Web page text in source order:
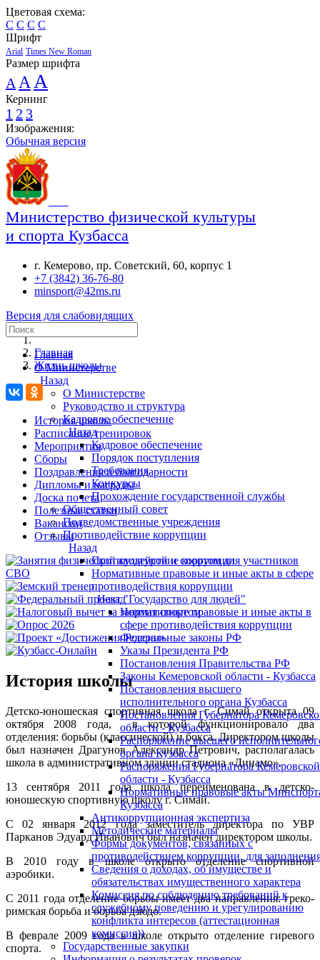
Цветовая схема:
C C C C
Шрифт
Arial Times New Roman
Размер шрифта
A A A
Кернинг
1 2 3
Изображения:
Обычная версия
Министерство физической культуры
и спорта Кузбасса
г. Кемерово, пр. Советский, 60, корпус 1
+7 (3842) 36-76-80
minsport@42ms.ru
Версия для слабовидящих
Главная
О Министерстве
Назад
О Министерстве
Руководство и структура
Кадровое обеспечение
Назад
Кадровое обеспечение
Порядок поступления
Требования
Конкурсы
Прохождение государственной службы
Общественный совет
Подведомственные учреждения
Противодействие коррупции
Назад
Противодействие коррупции
Нормативные правовые и иные акты в сфере
противодействия коррупции
Назад
Нормативные правовые и иные акты в
сфере противодействия коррупции
Федеральные законы РФ
Указы Президента РФ
Постановления Правительства РФ
Законы Кемеровской области - Кузбасса
Постановления высшего
исполнительного органа Кузбасса
Постановления Губернатора
области - Кузбасса
Распоряжение высшего
органа Кузбасса
Распоряжения Губернатора Кемеровской
области - Кузбасса
Нормативные правовые акты
Кузбасса
Антикоррупционная экспертиза
Методические материалы
Формы документов, связанных с
противодействием коррупции, для
Сведения о доходах, об имуществе и
обязательствах имущественного характера
Комиссия по соблюдению требований к
служебному поведению и урегулированию
конфликта интересов (аттестационная
комиссия))
Государственные закупки
Главная
Жизнь школы
История школы
Расписание тренировок
Мероприятия
Сборы
Поздравления и благодарности
Дипломы и награды
Доска почета
Полезные статьи
Вакансии
Отзывы
История школы
Детско-юношеская спортивная школа г. Симай открыта 09
октября 2008 года, в которой функционировало два
отделения: борьбы (классической) и бокса. Директором школы
был назначен Драгунов Александр Петрович, располагалась
школа в административном здании стадиона «Динамо».
13 сентября 2011 года школа переименована в детско-
юношескую спортивную школу г. Симай.
С 02 января 2012 года заместитель директора по УВР
Парканов Эдуард Иванович был назначен директором школы.
В 2010 году в школе открыто отделение спортивной
аэробики.
С 2011 года отделение борьбы имеет два направления: греко-
римская борьба и борьба дзюдо.
В феврале 2009 года в школе открыто отделение гиревого
спорта.